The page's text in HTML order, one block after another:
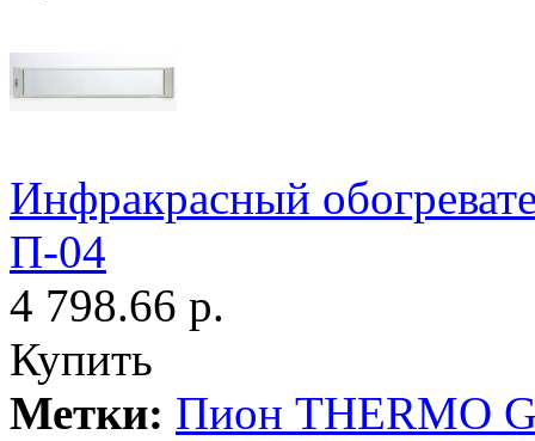
Инфракрасный
П-04
4 798.66 р.
Купить
Метки: Пион THERMO